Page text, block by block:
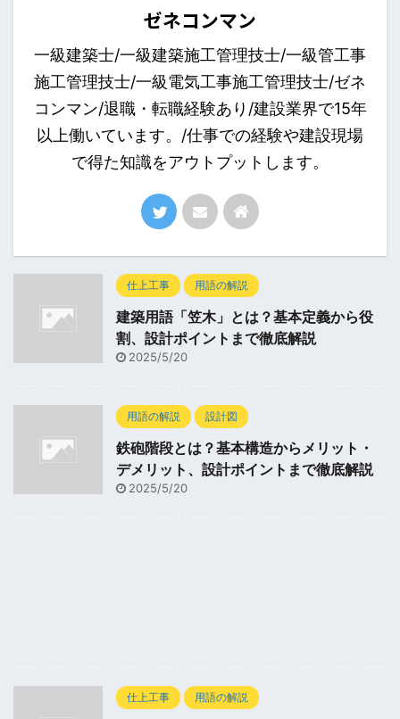
ゼネコンマン
一級建築士/一級建築施工管理技士/一級管工事
施工管理技士/一級電気工事施工管理技士/ゼネ
コンマン/退職・転職経験あり/建設業界で15年
以上働いています。/仕事での経験や建設現場
で得た知識をアウトプットします。
仕上工事 用語の解説
建築用語「笠木」とは？基本定義から役
割、設計ポイントまで徹底解説
2025/5/20
用語の解説 設計図
鉄砲階段とは？基本構造からメリット・
デメリット、設計ポイントまで徹底解説
2025/5/20
仕上工事 用語の解説